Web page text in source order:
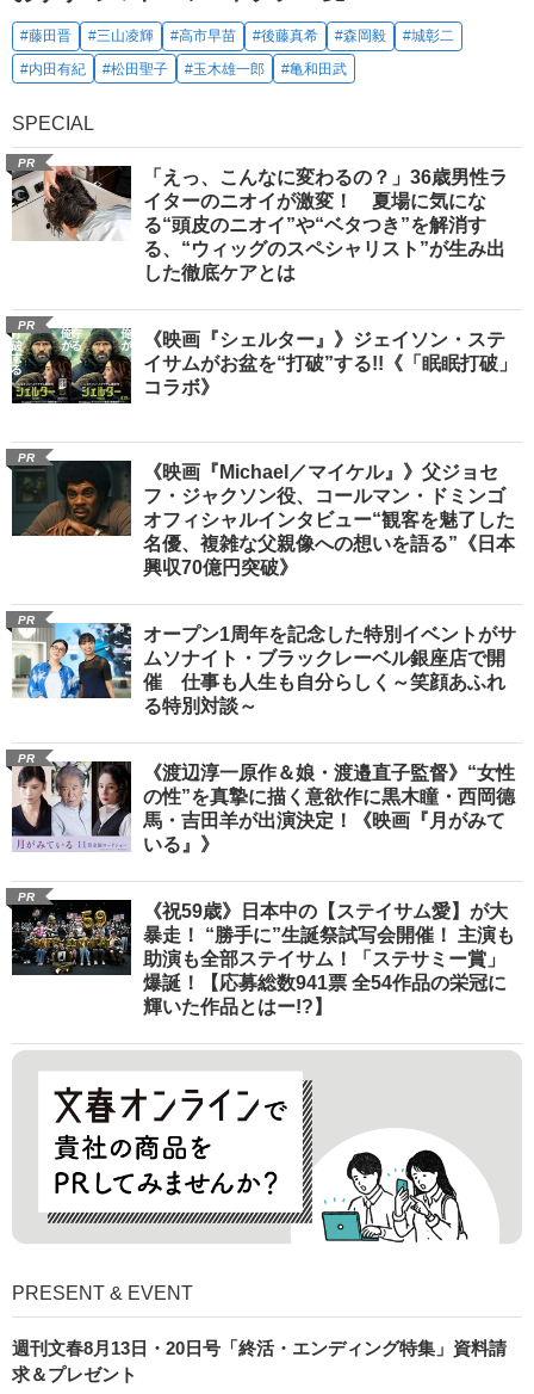
#藤田晋 #三山凌輝 #高市早苗 #後藤真希 #森岡毅
#城彰二
#内田有紀
#松田聖子 #玉木雄一郎 #亀和田武
SPECIAL
PR
「えっ、こんなに変わるの？」36歳男性ラ
イターのニオイが激変！ 夏場に気にな
る“頭皮のニオイ”や“ベタつき”を解消す
る、“ウィッグのスペシャリスト”が生み出
した徹底ケアとは
PR
《映画『シェルター』》ジェイソン・ステ
イサムがお盆を“打破”する!!《「眠眠打破」
コラボ》
PR
《映画『Michael／マイケル』》父ジョセ
フ・ジャクソン役、コールマン・ドミンゴ
オフィシャルインタビュー“観客を魅了した
名優、複雑な父親像への想いを語る”《日本
興収70億円突破》
PR
オープン1周年を記念した特別イベントがサ
ムソナイト・ブラックレーベル銀座店で開
催 仕事も人生も自分らしく～笑顔あふれ
る特別対談～
PR
《渡辺淳一原作＆娘・渡邉直子監督》“女性
の性”を真摯に描く意欲作に黒木瞳・西岡德
馬・吉田羊が出演決定！《映画『月がみて
いる』》
PR
《祝59歳》日本中の【ステイサム愛】が大
暴走！ “勝手に”生誕祭試写会開催！ 主演も
助演も全部ステイサム！「ステサミー賞」
爆誕！【応募総数941票 全54作品の栄冠に
輝いた作品とはー!?】
PRESENT & EVENT
週刊文春8月13日・20日号「終活・エンディング特集」資料請
求＆プレゼント